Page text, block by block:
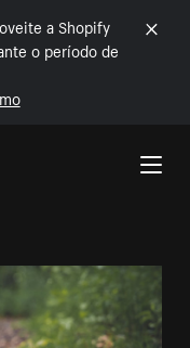
a Shopify
o período de